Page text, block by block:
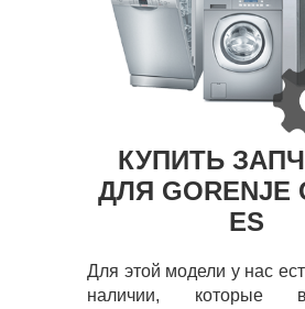
КУПИТЬ
ДЛЯ GORENJE
ES
Для этой модели у нас
наличии, которые